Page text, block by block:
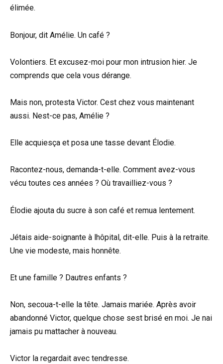
élimée.
Bonjour, dit Amélie. Un café ?
Volontiers. Et excusez-moi pour mon intrusion hier. Je
comprends que cela vous dérange.
Mais non, protesta Victor. Cest chez vous maintenant
aussi. Nest-ce pas, Amélie ?
Elle acquiesça et posa une tasse devant Élodie.
Racontez-nous, demanda-t-elle. Comment avez-vous
vécu toutes ces années ? Où travailliez-vous ?
Élodie ajouta du sucre à son café et remua lentement.
Jétais aide-soignante à lhôpital, dit-elle. Puis à la retraite.
Une vie modeste, mais honnête.
Et une famille ? Dautres enfants ?
Non, secoua-t-elle la tête. Jamais mariée. Après avoir
abandonné Victor, quelque chose sest brisé en moi. Je nai
jamais pu mattacher à nouveau.
Victor la regardait avec tendresse.